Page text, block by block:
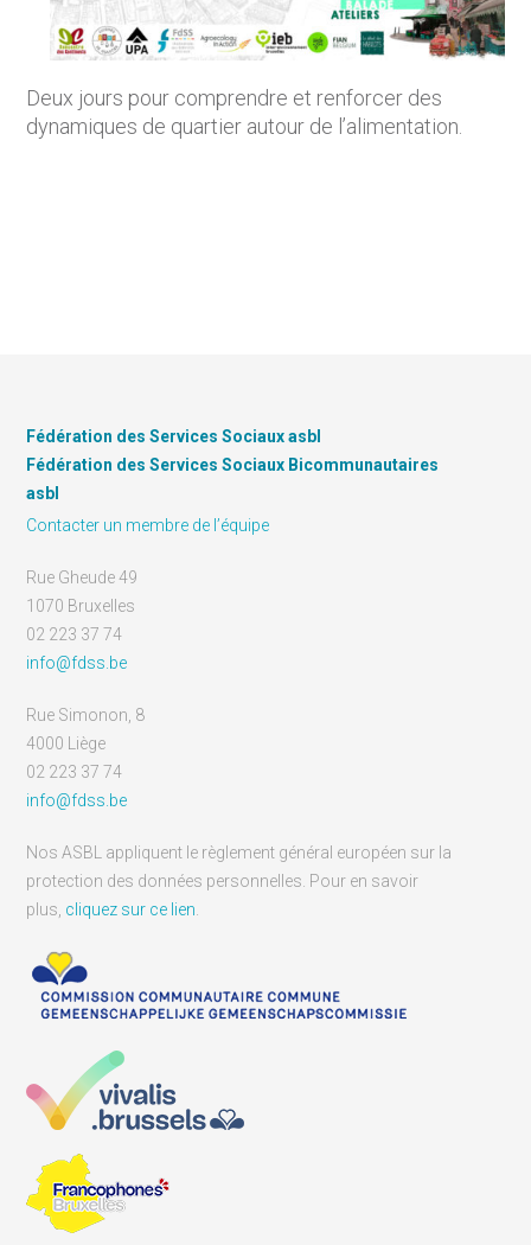
Deux jours pour comprendre et renforcer des
dynamiques de quartier autour de l’alimentation.
Fédération des Services Sociaux asbl
Fédération des Services Sociaux Bicommunautaires
asbl
Contacter un membre de l’équipe
Rue Gheude 49
1070 Bruxelles
02 223 37 74
info@fdss.be
Rue Simonon, 8
4000 Liège
02 223 37 74
info@fdss.be
Nos ASBL appliquent le règlement général européen sur la
protection des données personnelles. Pour en savoir
plus, cliquez sur ce lien